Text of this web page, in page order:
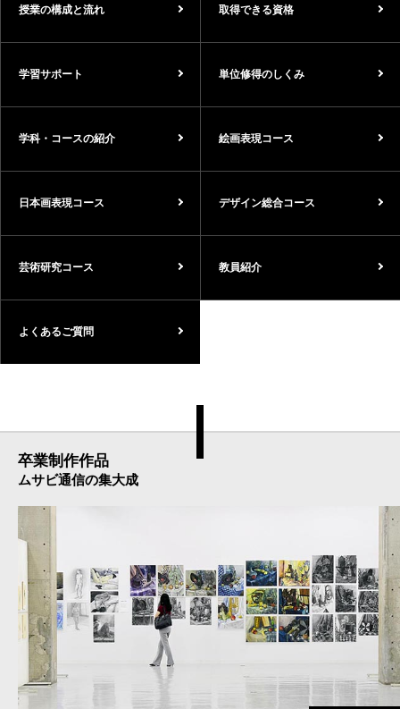
授業の構成と流れ 取得できる資格
学習サポート 単位修得のしくみ
学科・コースの紹介 絵画表現コース
日本画表現コース デザイン総合コース
芸術研究コース 教員紹介
よくあるご質問
卒業制作作品
ムサビ通信の集大成